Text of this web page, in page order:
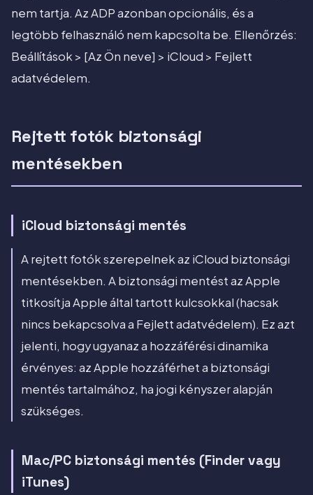
nem tartja. Az ADP azonban opcionális, és a
legtöbb felhasználó nem kapcsolta be. Ellenőrzés:
Beállítások > [Az Ön neve] > iCloud > Fejlett
adatvédelem.
Rejtett fotók biztonsági
mentésekben
iCloud biztonsági mentés
A rejtett fotók szerepelnek az iCloud biztonsági
mentésekben. A biztonsági mentést az Apple
titkosítja Apple által tartott kulcsokkal (hacsak
nincs bekapcsolva a Fejlett adatvédelem). Ez azt
jelenti, hogy ugyanaz a hozzáférési dinamika
érvényes: az Apple hozzáférhet a biztonsági
mentés tartalmához, ha jogi kényszer alapján
szükséges.
Mac/PC biztonsági mentés (Finder vagy
iTunes)